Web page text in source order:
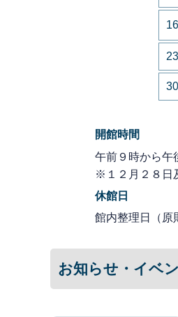
16
23
30
開館時間
午前９時から午
※１２月２８日
休館日
館内整理日（原
お知らせ・イベ